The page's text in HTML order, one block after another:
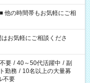
お気軽にご相談くださ
要 / 40～50代活躍中 / 副
勤務 / 10名以上の大量募
不要